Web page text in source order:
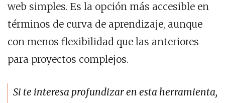
web simples. Es la opción más accesible en
términos de curva de aprendizaje, aunque
con menos flexibilidad que las anteriores
para proyectos complejos.
Si te interesa profundizar en esta herramienta,